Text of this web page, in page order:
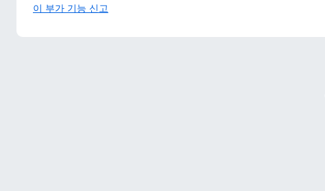
이 부가 기능 신고